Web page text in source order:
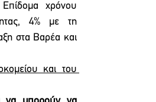
Επίδομα χρόνου
4% με τη
στα Βαρέα και
και του